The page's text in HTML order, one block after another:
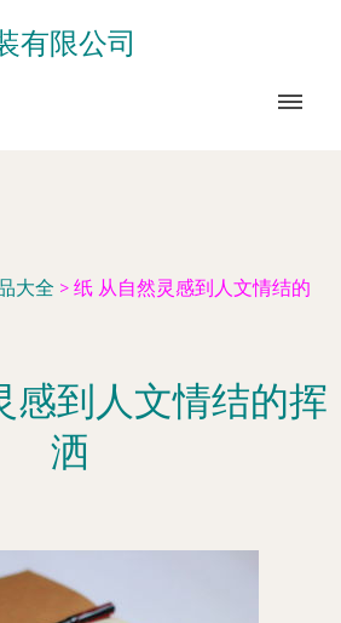
有限公司
大全 > 纸 从自然灵感到人文情结的
感到人文情结的挥
洒